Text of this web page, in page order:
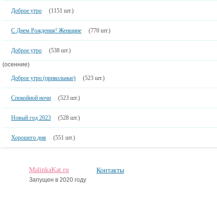
проблемы обойдут стороной. Пусть так и будет, а сегодняшнее доброе
утро станет началом светлой и удачной полосы. И пусть в вашей жизни и в
впечатлений и приятных сюрпризов!
Популярное:
Доброе утро и хорошего дня (1245 шт.)
Доброе утро (1151 шт.)
С Днем Рождения! Женщине
Доброе утро (538 шт.)
Доброе утро (прикольные)
(523 шт.)